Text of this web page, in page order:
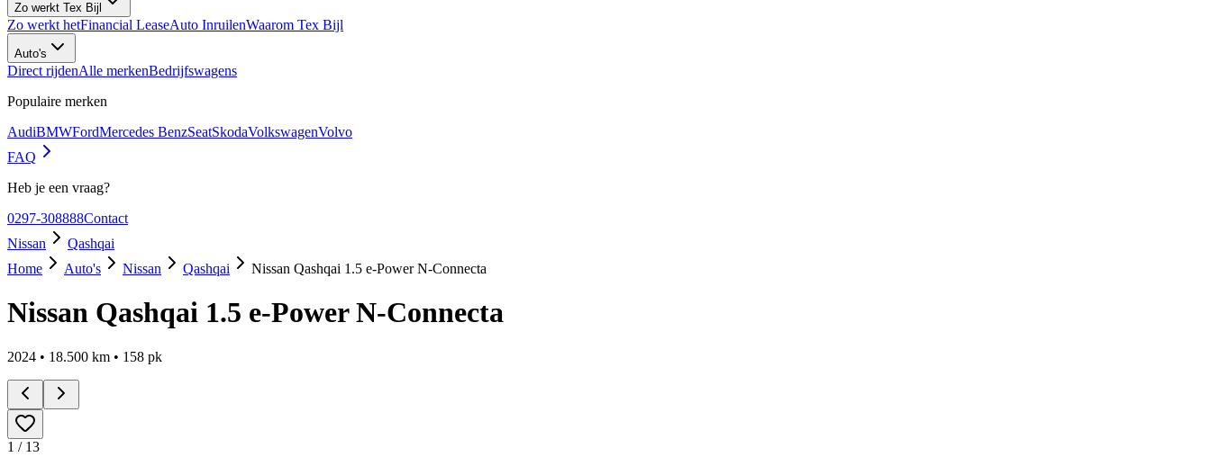
Zo werkt Tex Bijl
Zo werkt hetFinancial LeaseAuto InruilenWaarom Tex Bijl
Auto's
Direct rijdenAlle merkenBedrijfswagens
Populaire merken
AudiBMWFordMercedes BenzSeatSkodaVolkswagenVolvo
FAQ
Heb je een vraag?
0297-308888Contact
Nissan
Qashqai
Home
Auto's Nissan Qashqai Nissan Qashqai 1.5 e-Power N-Connecta
Nissan Qashqai 1.5 e-Power N-Connecta
2024 • 18.500 km • 158 pk
1 / 13